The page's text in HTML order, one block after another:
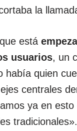
la
está
usuarios, un
había quien
centrales
ya en
tradicionales».